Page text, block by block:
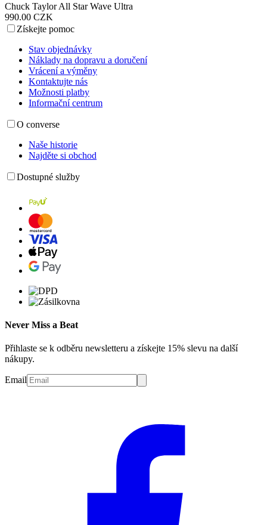
Chuck Taylor All Star Wave Ultra
990.00 CZK
Získejte pomoc
Stav objednávky
Náklady na dopravu a doručení
Vrácení a výměny
Kontaktujte nás
Možnosti platby
Informační centrum
O converse
Naše historie
Najděte si obchod
Dostupné služby
Never Miss a Beat
Přihlaste se k odběru newsletteru a získejte 15% slevu na další
nákupy.
Email